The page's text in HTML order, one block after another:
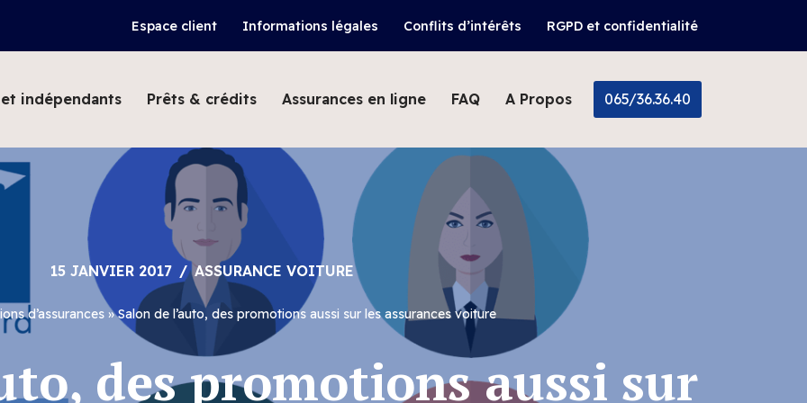
Espace client Informations légales Conflits d’intérêts RGPD et confidentialité
et indépendants Prêts & crédits Assurances en ligne FAQ A Propos 065/36.36.40
15 JANVIER 2017 ASSURANCE VOITURE
d’assurances»Salon de l’auto, des promotions aussi sur les assurances voiture
des promotions aussi sur